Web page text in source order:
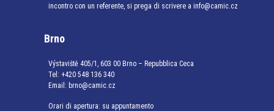
incontro con un referente, si prega di scrivere a info@camic.cz
Brno
Výstaviště 405/1, 603 00 Brno – Repubblica Ceca
Tel: +420 548 136 340
Email: brno@camic.cz
Orari di apertura: su appuntamento